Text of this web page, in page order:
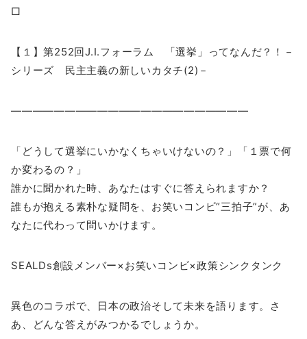
□
【１】第252回J.I.フォーラム 「選挙」ってなんだ？！－
シリーズ 民主主義の新しいカタチ(2)－
——————————————————————
「どうして選挙にいかなくちゃいけないの？」「１票で何
か変わるの？」
誰かに聞かれた時、あなたはすぐに答えられますか？
誰もが抱える素朴な疑問を、お笑いコンビ“三拍子”が、あ
なたに代わって問いかけます。
SEALDs創設メンバー×お笑いコンビ×政策シンクタンク
異色のコラボで、日本の政治そして未来を語ります。さ
あ、どんな答えがみつかるでしょうか。